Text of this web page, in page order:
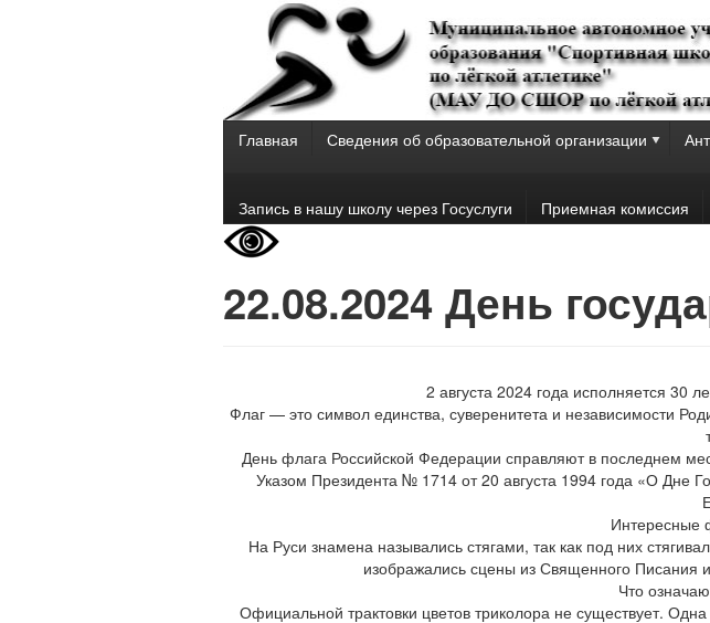
Главная Сведения об образовательной организации
Запись в нашу школу через Госуслуги
Приемная комиссия
22.08.2024 День
2 августа 2024 года исполняется 30
Флаг — это символ единства, суверенитета и независимости
День флага Российской Федерации справляют в последнем
Указом Президента № 1714 от 20 августа 1994 года «О Дне
Интересные
На Руси знамена назывались стягами, так как под них
изображались сцены из Священного Писания
Что
Официальной трактовки цветов триколора не существует.